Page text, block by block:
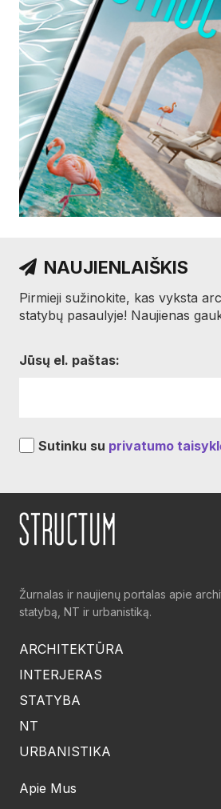
NAUJIENLAIŠKIS
Pirmieji sužinokite, kas vyksta
statybų pasaulyje! Naujienas
Jūsų el. paštas:
Sutinku su privatumo
Žurnalas ir naujienų portalas apie
statybą, NT ir urbanistiką.
ARCHITEKTŪRA
INTERJERAS
STATYBA
NT
URBANISTIKA
Apie Mus